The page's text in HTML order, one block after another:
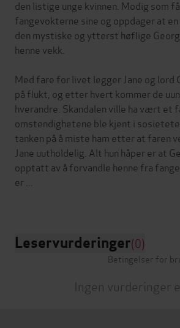
den listige unge kvinnen. Modig som
fangevokterne sine og oppdager at
den mystiske og ytterst høflige
henne vekk.
Med fare for livet legger Jane og lord
på flukt, og etter hvert kommer de
hverandre. Skandalen ville ha vært et
omstendighetene ble kjent i
tanken på å miste ham etter at faren
Jane uutholdelig. Alt hun håper er at
opptatt av å forvandle henne fra
er ...
Leservurderinger(0)
Betingelser for
Ingen vurderinger